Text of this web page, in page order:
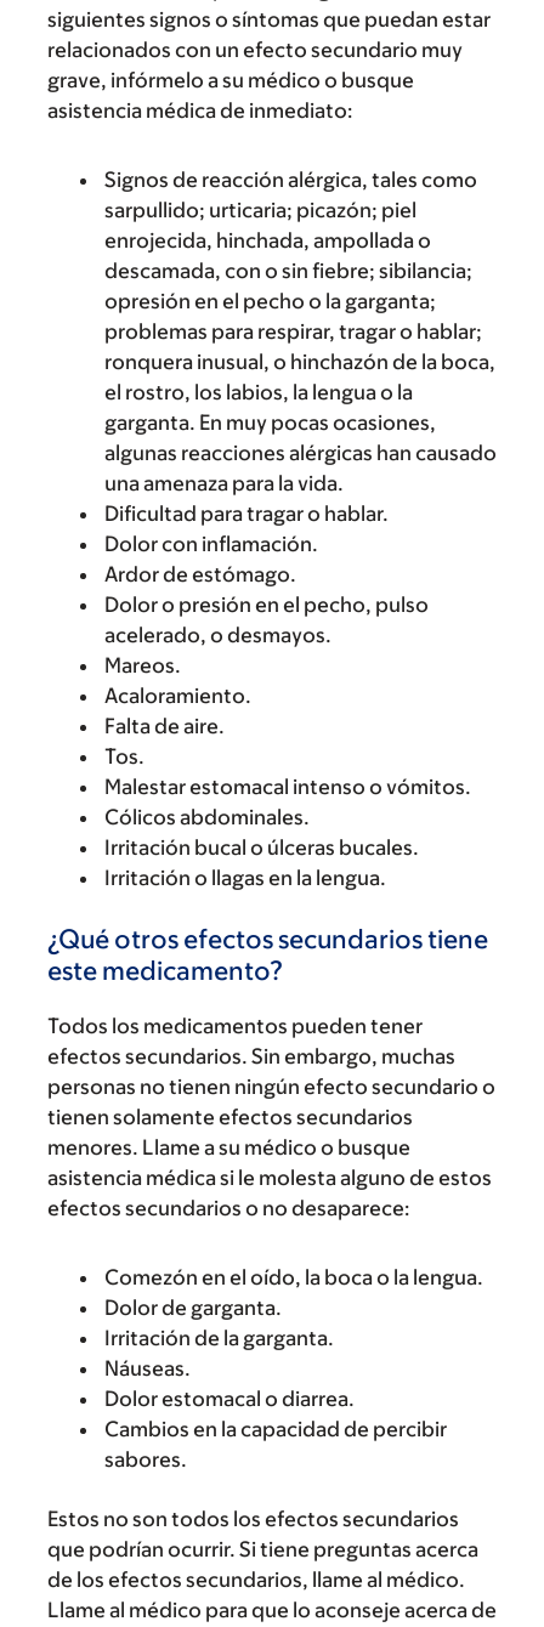
siguientes signos o síntomas que puedan estar
relacionados con un efecto secundario muy
grave, infórmelo a su médico o busque
asistencia médica de inmediato:
Signos de reacción alérgica, tales como
sarpullido; urticaria; picazón; piel
enrojecida, hinchada, ampollada o
descamada, con o sin fiebre; sibilancia;
opresión en el pecho o la garganta;
problemas para respirar, tragar o hablar;
ronquera inusual, o hinchazón de la boca,
el rostro, los labios, la lengua o la
garganta. En muy pocas ocasiones,
algunas reacciones alérgicas han causado
una amenaza para la vida.
Dificultad para tragar o hablar.
Dolor con inflamación.
Ardor de estómago.
Dolor o presión en el pecho, pulso
acelerado, o desmayos.
Mareos.
Acaloramiento.
Falta de aire.
Tos.
Malestar estomacal intenso o vómitos.
Cólicos abdominales.
Irritación bucal o úlceras bucales.
Irritación o llagas en la lengua.
¿Qué otros efectos secundarios tiene
este medicamento?
Todos los medicamentos pueden tener
efectos secundarios. Sin embargo, muchas
personas no tienen ningún efecto secundario o
tienen solamente efectos secundarios
menores. Llame a su médico o busque
asistencia médica si le molesta alguno de estos
efectos secundarios o no desaparece:
Comezón en el oído, la boca o la lengua.
Dolor de garganta.
Irritación de la garganta.
Náuseas.
Dolor estomacal o diarrea.
Cambios en la capacidad de percibir
sabores.
Estos no son todos los efectos secundarios
que podrían ocurrir. Si tiene preguntas acerca
de los efectos secundarios, llame al médico.
Llame al médico para que lo aconseje acerca de